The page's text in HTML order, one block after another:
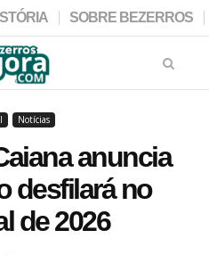
Notícias
anuncia
desfilará no
de 2026
SOBRE BEZERROS